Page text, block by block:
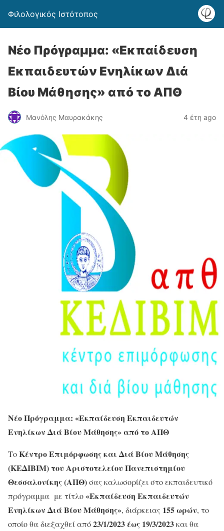
Φιλολογικός Ιστότοπος
Νέο Πρόγραμμα: «Εκπαίδευση
Εκπαιδευτών Ενηλίκων Διά
Βίου Μάθησης» από το ΑΠΘ
Μανόλης Μαυρακάκης 4 έτη ago
Νέο Πρόγραμμα: «Εκπαίδευση Εκπαιδευτών
Ενηλίκων Διά Βίου Μάθησης» από το ΑΠΘ
ΤοΚέντρο Επιμόρφωσης και Διά Βίου Μάθησης
(ΚΕΔΙΒΙΜ) του Αριστοτελείου Πανεπιστημίου
Θεσσαλονίκης (ΑΠΘ)σας καλωσορίζει στο εκπαιδευτικό
πρόγραμμα με τίτλο«Εκπαίδευση Εκπαιδευτών
Ενηλίκων Διά Βίου Μάθησης», διάρκειας 155 ωρών, το
οποίο θα διεξαχθεί από23/1/2023 έως 19/3/2023και θα